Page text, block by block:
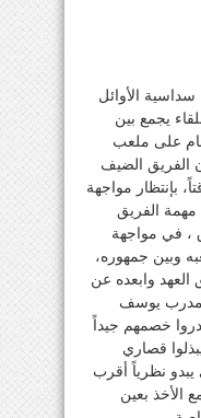
الأوائل
يجمع بين
على ملعب
الفريق الضيف
بإنتظار مواجهة
مهمة الفريق
، في مواجهة
وبين جمهوره،
وابعده عن
يوسف
خصمهم جيداً
قصاري
نظرياً أقرب
الأخذ بعين